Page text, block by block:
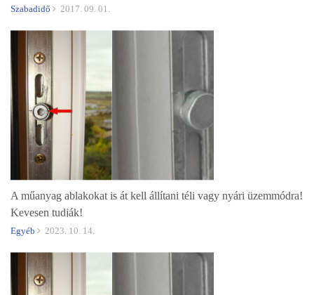
Szabadidő 2017. 09. 01.
A műanyag ablakokat is át kell állítani téli vagy nyári üzemmódra!
Kevesen tudják!
Egyéb 2023. 10. 14.